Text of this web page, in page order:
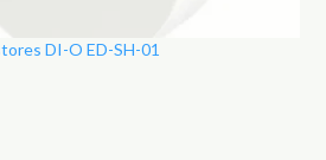
DI-O ED-SH-01